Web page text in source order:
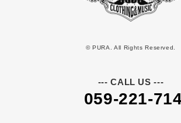
© PURA. All Rights Reserved.
--- CALL US ---
059-221-